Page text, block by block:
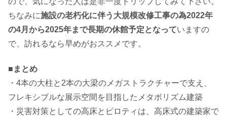
ちなみに施設の老朽化に伴う大規模改修工事の為2022年
の4月から2025年まで長期の休館予定となっていますの
で、訪れるなら早めがおススメです。
■まとめ
・4本の大柱と2本の大梁のメガストラクチャーで支え、
フレキシブルな展示空間を目指したメタボリズム建築
・災害対策としての高床とピロティは、高床式の建築家で